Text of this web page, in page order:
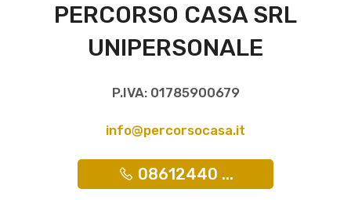
PERCORSO CASA SRL
UNIPERSONALE
P.IVA: 01785900679
info@percorsocasa.it
08612440 ...